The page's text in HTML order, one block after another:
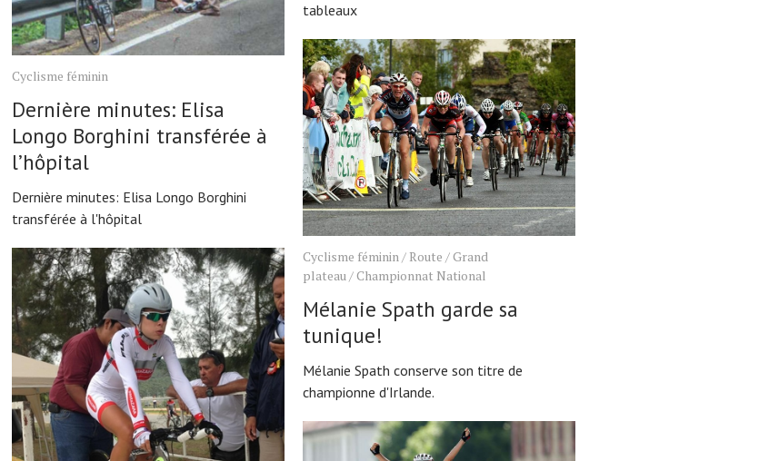
Cyclisme féminin
Dernière minutes: Elisa
Longo Borghini transférée à
l’hôpital
Dernière minutes: Elisa Longo Borghini
transférée à l'hôpital
tableaux
Cyclisme féminin/ Route / Grand
plateau/ Championnat National
Mélanie Spath garde sa
tunique!
Mélanie Spath conserve son titre de
championne d'Irlande.